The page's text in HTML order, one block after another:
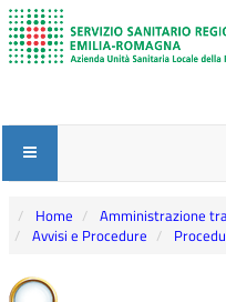
Home Amministrazione
Avvisi e Procedure